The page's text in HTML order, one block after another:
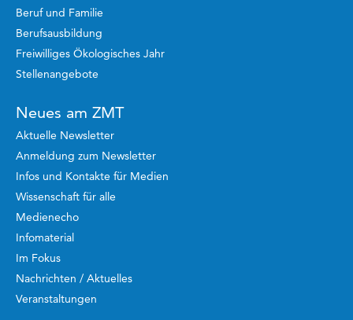
Beruf und Familie
Berufsausbildung
Freiwilliges Ökologisches Jahr
Stellenangebote
Neues am ZMT
Aktuelle Newsletter
Anmeldung zum Newsletter
Infos und Kontakte für Medien
Wissenschaft für alle
Medienecho
Infomaterial
Im Fokus
Nachrichten / Aktuelles
Veranstaltungen